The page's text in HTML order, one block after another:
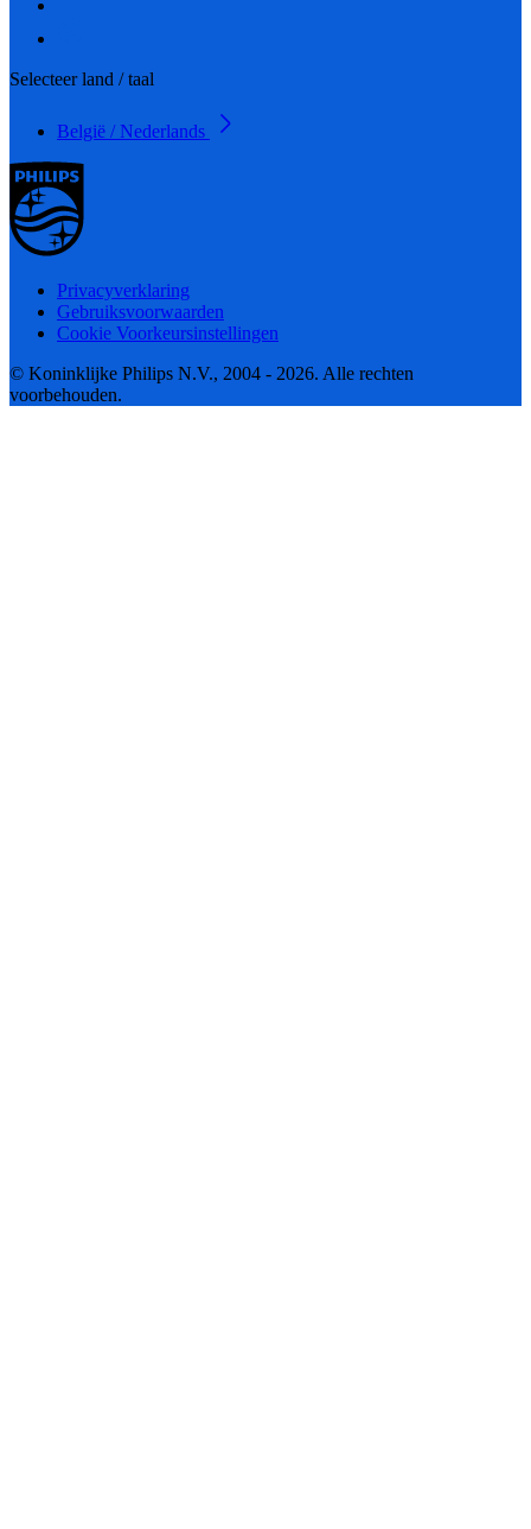
Selecteer land / taal
België / Nederlands
Privacyverklaring
Gebruiksvoorwaarden
Cookie Voorkeursinstellingen
© Koninklijke Philips N.V., 2004 - 2026. Alle rechten
voorbehouden.